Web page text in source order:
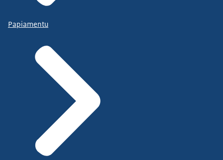
Papiamentu